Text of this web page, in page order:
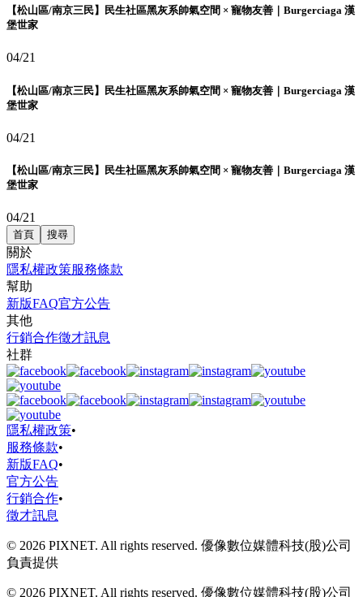
【松山區/南京三民】民生社區黑灰系帥氣空間 × 寵物友善｜Burgerciaga 漢
堡世家
04/21
【松山區/南京三民】民生社區黑灰系帥氣空間 × 寵物友善｜Burgerciaga 漢
堡世家
04/21
【松山區/南京三民】民生社區黑灰系帥氣空間 × 寵物友善｜Burgerciaga 漢
堡世家
04/21
首頁 搜尋
關於
隱私權政策服務條款
幫助
新版FAQ官方公告
其他
行銷合作徵才訊息
社群
隱私權政策•
服務條款•
新版FAQ•
官方公告
行銷合作•
徵才訊息
© 2026 PIXNET. All rights reserved. 優像數位媒體科技(股)公司
負責提供
© 2026 PIXNET. All rights reserved. 優像數位媒體科技(股)公司